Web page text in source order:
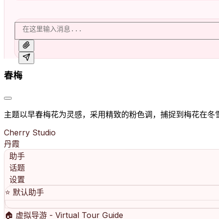
春梅
主题以早春梅花为灵感，采用精致的粉色调，捕捉到梅花在冬
Cherry Studio
丹霞
助手
话题
设置
⭐️ 默认助手
🏠 虚拟导游 - Virtual Tour Guide